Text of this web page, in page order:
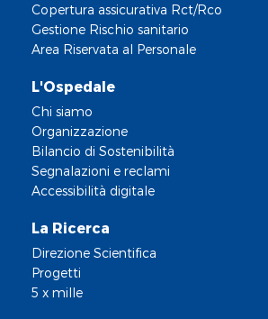
Copertura assicurativa Rct/Rco
Gestione Rischio sanitario
Area Riservata al Personale
L'Ospedale
Chi siamo
Organizzazione
Bilancio di Sostenibilità
Segnalazioni e reclami
Accessibilità digitale
La Ricerca
Direzione Scientifica
Progetti
5 x mille